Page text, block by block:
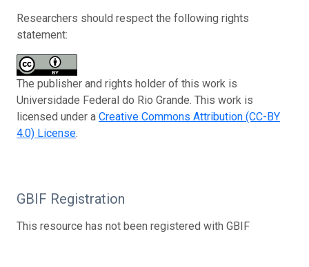
Researchers should respect the following rights
statement:
The publisher and rights holder of this work is
Universidade Federal do Rio Grande. This work is
licensed under a Creative Commons Attribution (CC-BY
4.0) License.
GBIF Registration
This resource has not been registered with GBIF